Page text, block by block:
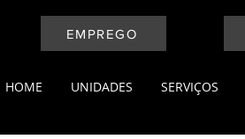
EMPREGO
HOME UNIDADES SERVIÇOS